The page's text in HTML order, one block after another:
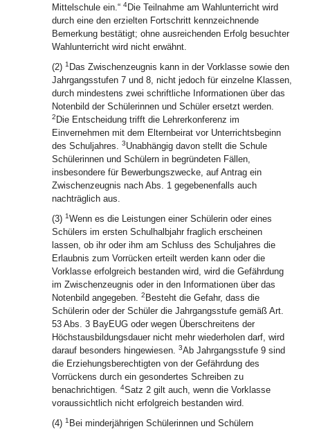
Mittelschule ein.“ 4Die Teilnahme am Wahlunterricht wird
durch eine den erzielten Fortschritt kennzeichnende
Bemerkung bestätigt; ohne ausreichenden Erfolg besuchter
Wahlunterricht wird nicht erwähnt.
(2) 1 Das Zwischenzeugnis kann in der Vorklasse sowie den
Jahrgangsstufen 7 und 8, nicht jedoch für einzelne Klassen,
durch mindestens zwei schriftliche Informationen über das
Notenbild der Schülerinnen und Schüler ersetzt werden.
2 Die Entscheidung trifft die Lehrerkonferenz im
Einvernehmen mit dem Elternbeirat vor Unterrichtsbeginn
des Schuljahres. 3Unabhängig davon stellt die Schule
Schülerinnen und Schülern in begründeten Fällen,
insbesondere für Bewerbungszwecke, auf Antrag ein
Zwischenzeugnis nach Abs. 1 gegebenenfalls auch
nachträglich aus.
(3) 1Wenn es die Leistungen einer Schülerin oder eines
Schülers im ersten Schulhalbjahr fraglich erscheinen
lassen, ob ihr oder ihm am Schluss des Schuljahres die
Erlaubnis zum Vorrücken erteilt werden kann oder die
Vorklasse erfolgreich bestanden wird, wird die Gefährdung
im Zwischenzeugnis oder in den Informationen über das
Notenbild angegeben. 2 Besteht die Gefahr, dass die
Schülerin oder der Schüler die Jahrgangsstufe gemäß Art.
53 Abs. 3 BayEUG oder wegen Überschreitens der
Höchstausbildungsdauer nicht mehr wiederholen darf, wird
darauf besonders hingewiesen. 3Ab Jahrgangsstufe 9 sind
die Erziehungsberechtigten von der Gefährdung des
Vorrückens durch ein gesondertes Schreiben zu
benachrichtigen. 4Satz 2 gilt auch, wenn die Vorklasse
voraussichtlich nicht erfolgreich bestanden wird.
(4) 1 Bei minderjährigen Schülerinnen und Schülern